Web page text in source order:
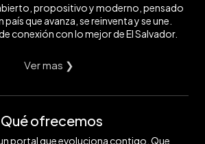
propositivo y moderno, pensado
país que avanza, se reinventa y se une.
conexión con lo mejor de El Salvador.
Ver mas ❯
Qué ofrecemos
portal que evoluciona contigo. Que